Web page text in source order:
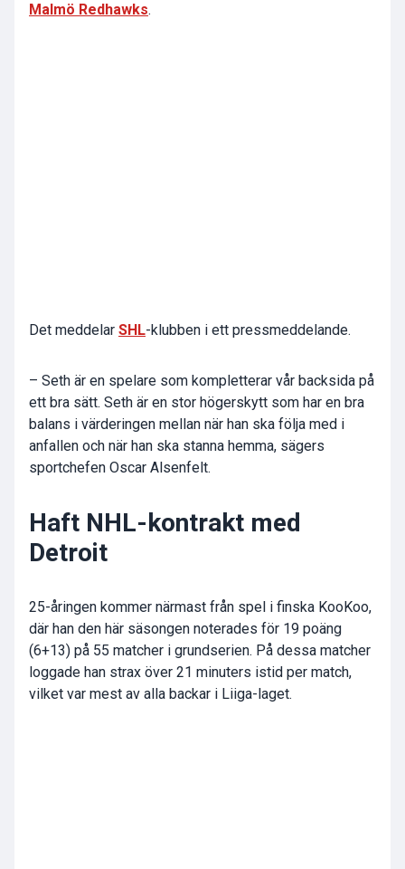
Malmö Redhawks.
Det meddelar SHL-klubben i ett pressmeddelande.
– Seth är en spelare som kompletterar vår backsida på
ett bra sätt. Seth är en stor högerskytt som har en bra
balans i värderingen mellan när han ska följa med i
anfallen och när han ska stanna hemma, sägers
sportchefen Oscar Alsenfelt.
Haft NHL-kontrakt med
Detroit
25-åringen kommer närmast från spel i finska KooKoo,
där han den här säsongen noterades för 19 poäng
(6+13) på 55 matcher i grundserien. På dessa matcher
loggade han strax över 21 minuters istid per match,
vilket var mest av alla backar i Liiga-laget.